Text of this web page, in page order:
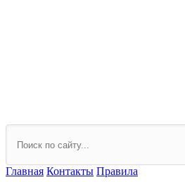
Главная Контакты Правила